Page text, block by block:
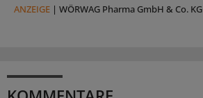
ANZEIGE | WÖRWAG Pharma GmbH & Co. KG